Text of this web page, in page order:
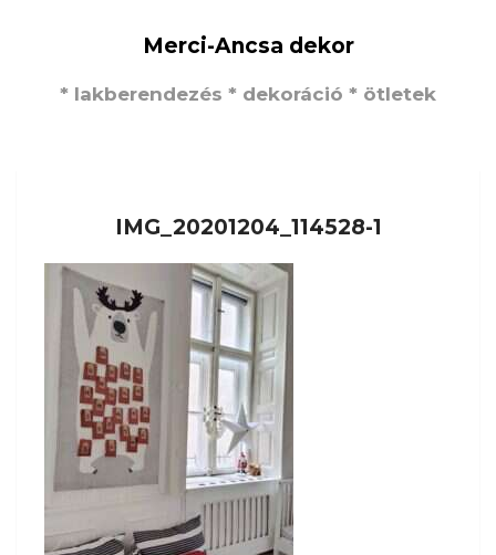
Merci-Ancsa dekor
* lakberendezés * dekoráció * ötletek
IMG_20201204_114528-1